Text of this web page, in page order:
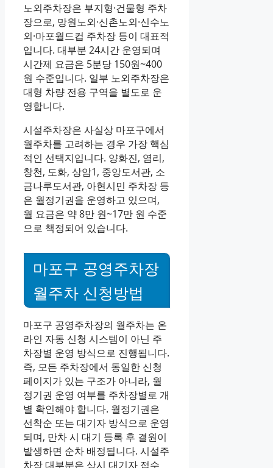
노외주차장은 부지형·건물형 주차
장으로, 망원노외·신촌노외·신수노
외·마포월드컵 주차장 등이 대표적
입니다. 대부분 24시간 운영되며
시간제 요금은 5분당 150원~400
원 수준입니다. 일부 노외주차장은
대형 차량 전용 구역을 별도로 운
영합니다.
시설주차장은 사실상 마포구에서
월주차를 고려하는 경우 가장 핵심
적인 선택지입니다. 양화진, 염리,
창천, 도화, 상암1, 중앙도서관, 소
금나루도서관, 아현시민 주차장 등
은 월정기권을 운영하고 있으며,
월 요금은 약 8만 원~17만 원 수준
으로 책정되어 있습니다.
마포구 공영주차장
월주차 신청방법
마포구 공영주차장의 월주차는 온
라인 자동 신청 시스템이 아닌 주
차장별 운영 방식으로 진행됩니다.
즉, 모든 주차장에서 동일한 신청
페이지가 있는 구조가 아니라, 월
정기권 운영 여부를 주차장별로 개
별 확인해야 합니다. 월정기권은
선착순 또는 대기자 방식으로 운영
되며, 만차 시 대기 등록 후 결원이
발생하면 순차 배정됩니다. 시설주
차장 대부분은 상시 대기자 접수